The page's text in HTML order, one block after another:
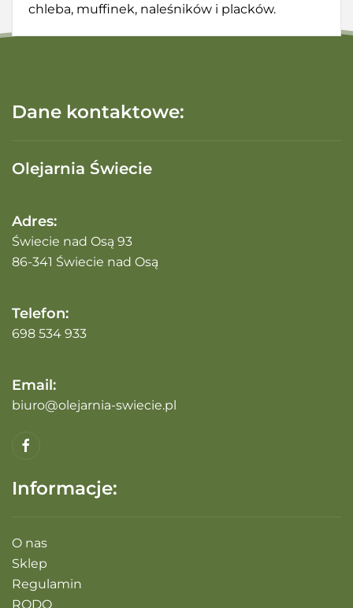
chleba, muffinek, naleśników i placków.
Dane kontaktowe:
Olejarnia Świecie
Adres:
Świecie nad Osą 93
86-341 Świecie nad Osą
Telefon:
698 534 933
Email:
biuro@olejarnia-swiecie.pl
Informacje:
O nas
Sklep
Regulamin
RODO